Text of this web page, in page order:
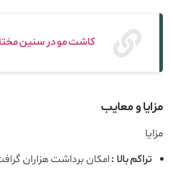
کاشت مو در سنین
مزایا و معایب
مزایا
تراکم بالا :امکان برداشت هزاران